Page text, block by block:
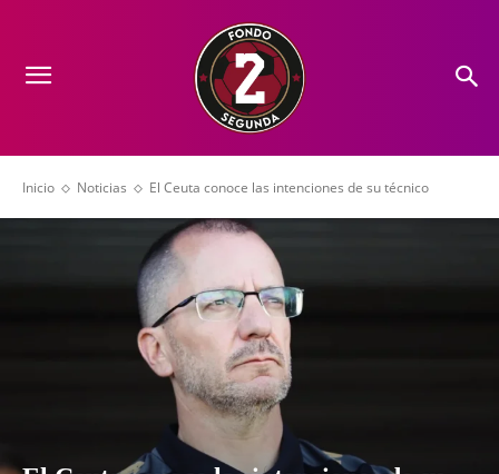
Inicio Noticias El Ceuta conoce las intenciones de su técnico